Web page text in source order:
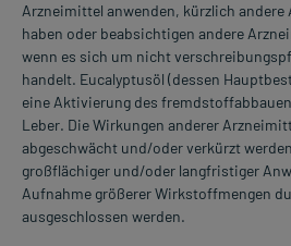
Arzneimittel anwenden, kürzlich
haben oder beabsichtigen andere
wenn es sich um nicht
handelt. Eucalyptusöl (dessen
eine Aktivierung des
Leber. Die Wirkungen anderer
abgeschwächt und/oder verkürzt
großflächiger und/oder langfristiger
Aufnahme größerer Wirkstoffmengen
ausgeschlossen werden.